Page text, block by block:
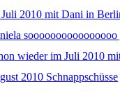
2010 mit Dani in
wieder im Juli 2010
2010 Schnappschüsse